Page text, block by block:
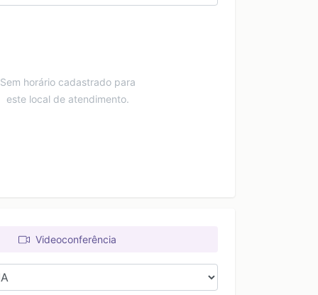
Sem horário cadastrado para
este local de atendimento.
Videoconferência